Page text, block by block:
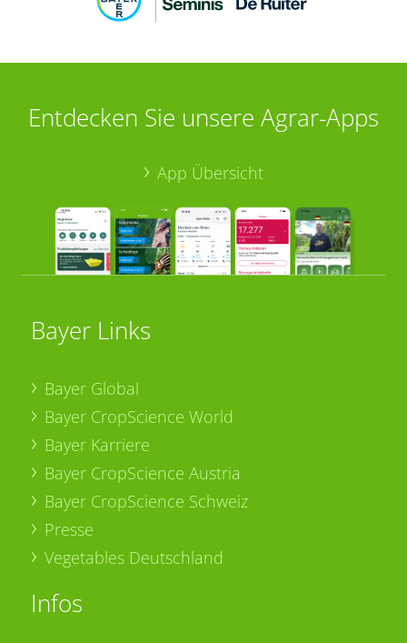
Entdecken Sie unsere Agrar-Apps
App Übersicht
Bayer Links
Bayer Global
Bayer CropScience World
Bayer Karriere
Bayer CropScience Austria
Bayer CropScience Schweiz
Presse
Vegetables Deutschland
Infos